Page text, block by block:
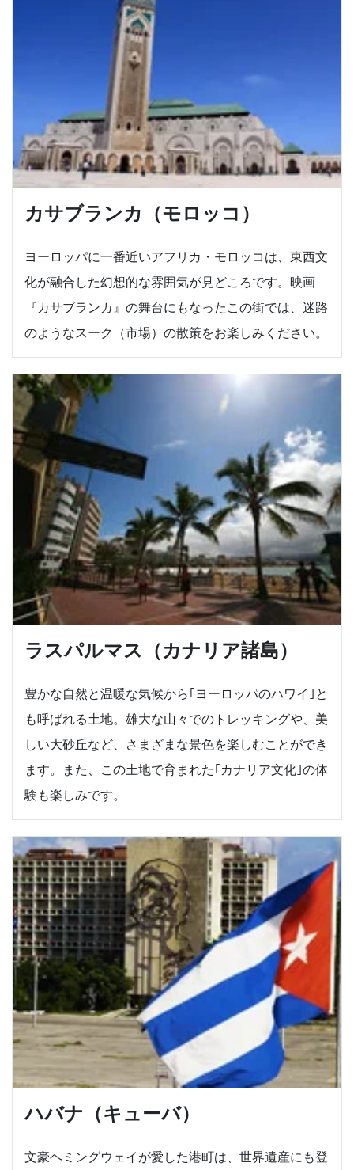
カサブランカ（モロッコ）
ヨーロッパに一番近いアフリカ・モロッコは、東西文
化が融合した幻想的な雰囲気が見どころです。映画
『カサブランカ』の舞台にもなったこの街では、迷路
のようなスーク（市場）の散策をお楽しみください。
ラスパルマス（カナリア諸島）
豊かな自然と温暖な気候から｢ヨーロッパのハワイ｣と
も呼ばれる土地。雄大な山々でのトレッキングや、美
しい大砂丘など、さまざまな景色を楽しむことができ
ます。また、この土地で育まれた｢カナリア文化｣の体
験も楽しみです。
ハバナ（キューバ）
文豪ヘミングウェイが愛した港町は、世界遺産にも登